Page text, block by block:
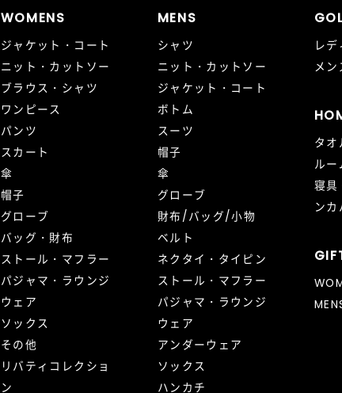
WOMENS
ジャケット・コート
ニット・カットソー
ブラウス・シャツ
ワンピース
パンツ
スカート
傘
帽子
グローブ
バッグ・財布
ストール・マフラー
パジャマ・ラウンジ
ウェア
ソックス
その他
リバティコレクショ
ン
MENS
シャツ
ニット・カットソー
ジャケット・コート
ボトム
スーツ
帽子
傘
グローブ
財布/バッグ/小物
ベルト
ネクタイ・タイピン
ストール・マフラー
パジャマ・ラウンジ
ウェア
アンダーウェア
ソックス
ハンカチ
レ
メン
タオ
ルー
寝具
ンカ